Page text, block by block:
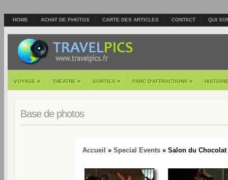
HOME ACHAT DE PHOTOS CARTE DES ARTICLES CONTACT QUI
VOYAGE » THEATRE » SORTIES » PARC D'ATTRACTIONS »
Base de photos
Accueil » Special Events» Salon du Chocolat